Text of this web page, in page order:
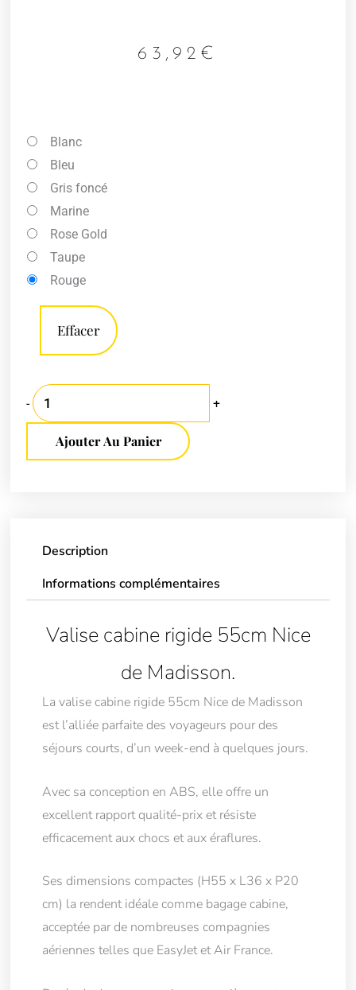
63,92 €
Blanc
Bleu
Gris foncé
Marine
Rose Gold
Taupe
Rouge
Effacer
-
quantité
de
Valise
cabine
rigide
55cm
Nice
Madisson
+
Ajouter Au Panier
Description
Informations complémentaires
Valise cabine rigide 55cm Nice
de Madisson.
La valise cabine rigide 55cm Nice de Madisson
est l’alliée parfaite des voyageurs pour des
séjours courts, d’un week-end à quelques jours.
Avec sa conception en ABS, elle offre un
excellent rapport qualité-prix et résiste
efficacement aux chocs et aux éraflures.
Ses dimensions compactes (H55 x L36 x P20
cm) la rendent idéale comme bagage cabine,
acceptée par de nombreuses compagnies
aériennes telles que EasyJet et Air France.